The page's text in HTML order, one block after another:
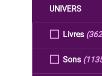
UNIVERS
Livres
Sons